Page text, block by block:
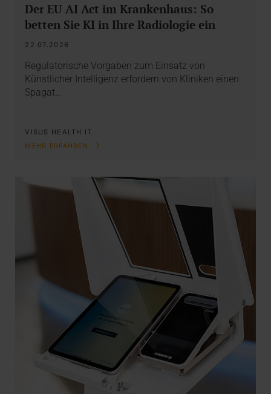
Der EU AI Act im Krankenhaus: So
betten Sie KI in Ihre Radiologie ein
22.07.2026
Regulatorische Vorgaben zum Einsatz von
Künstlicher Intelligenz erfordern von Kliniken einen
Spagat…
VISUS HEALTH IT
MEHR ERFAHREN